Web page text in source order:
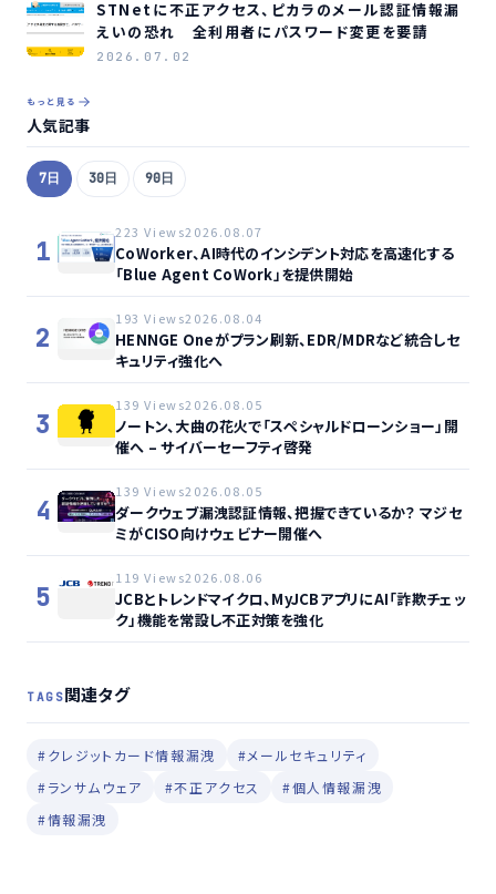
STNetに不正アクセス、ピカラのメール認証情報漏
えいの恐れ 全利用者にパスワード変更を要請
2026.07.02
もっと見る
人気記事
7日 30日 90日
1
223 Views2026.08.07
CoWorker、AI時代のインシデント対応を高速化する
「Blue Agent CoWork」を提供開始
2
193 Views2026.08.04
HENNGE Oneがプラン刷新、EDR/MDRなど統合しセ
キュリティ強化へ
3
139 Views2026.08.05
ノートン、大曲の花火で「スペシャルドローンショー」開
催へ – サイバーセーフティ啓発
4
139 Views2026.08.05
ダークウェブ漏洩認証情報、把握できているか？ マジセ
ミがCISO向けウェビナー開催へ
5
119 Views2026.08.06
JCBとトレンドマイクロ、MyJCBアプリにAI「詐欺チェッ
ク」機能を常設し不正対策を強化
TAGS関連タグ
#クレジットカード情報漏洩
#メールセキュリティ
#ランサムウェア
#不正アクセス
#個人情報漏洩
#情報漏洩